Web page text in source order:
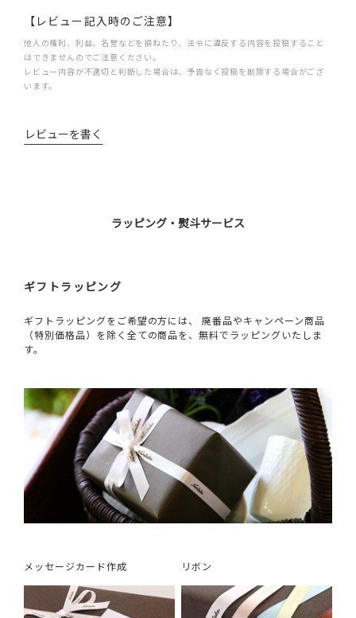
【レビュー記入時のご注意】
他人の権利、利益、名誉などを損ねたり、法令に違反する内容を投稿すること
はできませんのでご注意ください。
レビュー内容が不適切と判断した場合は、予告なく投稿を削除する場合がござ
います。
レビューを書く
ラッピング・熨斗サービス
ギフトラッピング
ギフトラッピングをご希望の方には、 廃番品やキャンペーン商品
（特別価格品）を除く全ての商品を、無料でラッピングいたしま
す。
メッセージカード作成 リボン